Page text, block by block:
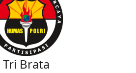
Tri Brata